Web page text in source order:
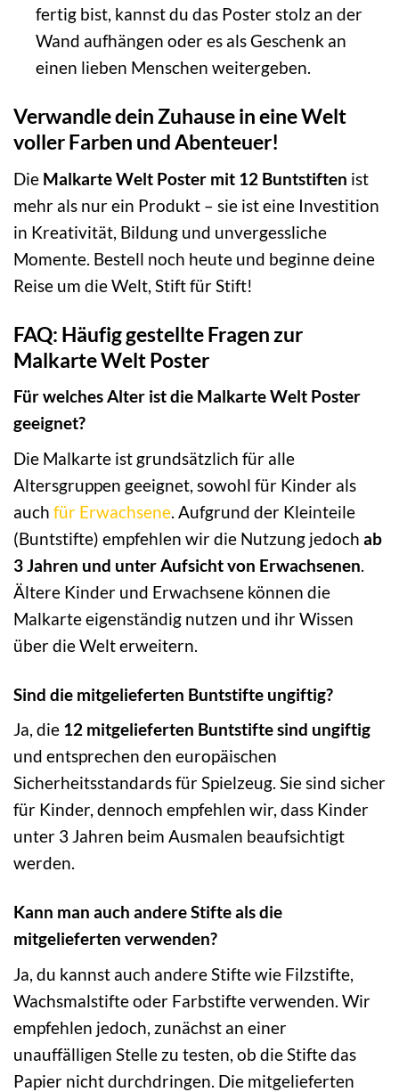
fertig bist, kannst du das Poster stolz an der
Wand aufhängen oder es als Geschenk an
einen lieben Menschen weitergeben.
Verwandle dein Zuhause in eine Welt
voller Farben und Abenteuer!
Die Malkarte Welt Poster mit 12 Buntstiften ist
mehr als nur ein Produkt – sie ist eine Investition
in Kreativität, Bildung und unvergessliche
Momente. Bestell noch heute und beginne deine
Reise um die Welt, Stift für Stift!
FAQ: Häufig gestellte Fragen zur
Malkarte Welt Poster
Für welches Alter ist die Malkarte Welt Poster
geeignet?
Die Malkarte ist grundsätzlich für alle
Altersgruppen geeignet, sowohl für Kinder als
auch für Erwachsene. Aufgrund der Kleinteile
(Buntstifte) empfehlen wir die Nutzung jedoch ab
3 Jahren und unter Aufsicht von Erwachsenen.
Ältere Kinder und Erwachsene können die
Malkarte eigenständig nutzen und ihr Wissen
über die Welt erweitern.
Sind die mitgelieferten Buntstifte ungiftig?
Ja, die 12 mitgelieferten Buntstifte sind ungiftig
und entsprechen den europäischen
Sicherheitsstandards für Spielzeug. Sie sind sicher
für Kinder, dennoch empfehlen wir, dass Kinder
unter 3 Jahren beim Ausmalen beaufsichtigt
werden.
Kann man auch andere Stifte als die
mitgelieferten verwenden?
Ja, du kannst auch andere Stifte wie Filzstifte,
Wachsmalstifte oder Farbstifte verwenden. Wir
empfehlen jedoch, zunächst an einer
unauffälligen Stelle zu testen, ob die Stifte das
Papier nicht durchdringen. Die mitgelieferten